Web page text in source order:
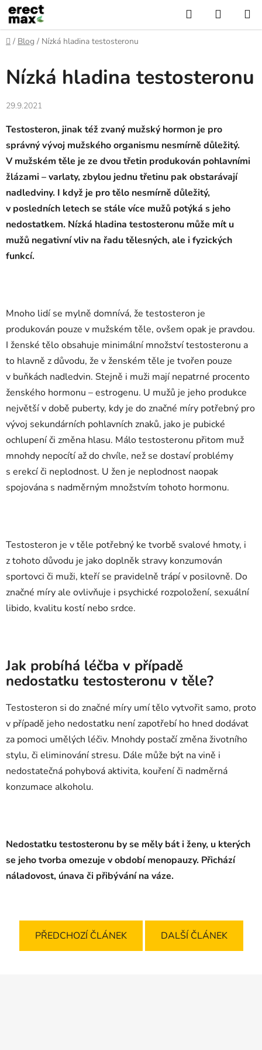
Přejít
na
obsah
Hledat
KOŠÍK
Domů
/ Blog / Nízká hladina testosteronu
Nízká hladina testosteronu
29.9.2021
Testosteron, jinak též zvaný mužský hormon je pro
správný vývoj mužského organismu nesmírně důležitý.
V mužském těle je ze dvou třetin produkován pohlavními
žlázami – varlaty, zbylou jednu třetinu pak obstarávají
nadledviny. I když je pro tělo nesmírně důležitý,
v posledních letech se stále více mužů potýká s jeho
nedostatkem. Nízká hladina testosteronu může mít u
mužů negativní vliv na řadu tělesných, ale i fyzických
funkcí.
Mnoho lidí se mylně domnívá, že testosteron je
produkován pouze v mužském těle, ovšem opak je pravdou.
I ženské tělo obsahuje minimální množství testosteronu a
to hlavně z důvodu, že v ženském těle je tvořen pouze
v buňkách nadledvin. Stejně i muži mají nepatrné procento
ženského hormonu – estrogenu. U mužů je jeho produkce
největší v době puberty, kdy je do značné míry potřebný pro
vývoj sekundárních pohlavních znaků, jako je pubické
ochlupení či změna hlasu. Málo testosteronu přitom muž
mnohdy nepocítí až do chvíle, než se dostaví problémy
s erekcí či neplodnost. U žen je neplodnost naopak
spojována s nadměrným množstvím tohoto hormonu.
Testosteron je v těle potřebný ke tvorbě svalové hmoty, i
z tohoto důvodu je jako doplněk stravy konzumován
sportovci či muži, kteří se pravidelně trápí v posilovně. Do
značné míry ale ovlivňuje i psychické rozpoložení, sexuální
libido, kvalitu kostí nebo srdce.
Jak probíhá léčba v případě
nedostatku testosteronu v těle?
Testosteron si do značné míry umí tělo vytvořit samo, proto
v případě jeho nedostatku není zapotřebí ho hned dodávat
za pomoci umělých léčiv. Mnohdy postačí změna životního
stylu, či eliminování stresu. Dále může být na vině i
nedostatečná pohybová aktivita, kouření či nadměrná
konzumace alkoholu.
Nedostatku testosteronu by se měly bát i ženy, u kterých
se jeho tvorba omezuje v období menopauzy. Přichází
náladovost, únava či přibývání na váze.
PŘEDCHOZÍ ČLÁNEK DALŠÍ ČLÁNEK